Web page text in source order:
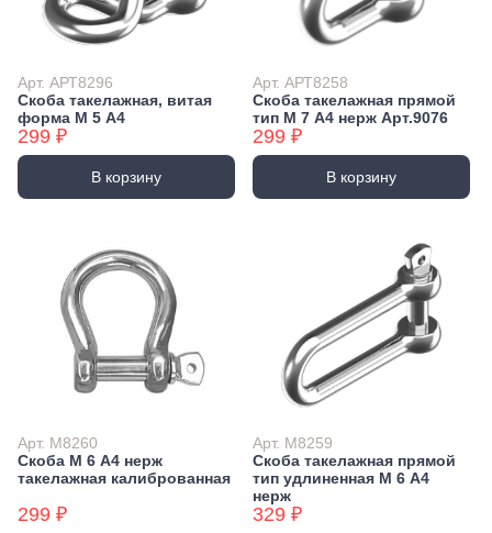
Экстракторы
Заклепочники
Лестницы, стремянки
Стремянки
Хранение инструмента
Стенды, Панели, Полки
Средства индивидуальной защиты
Защита рук
Защита глаз, Головы
Плащи и дождевики
Бытовая химия
Освежители воздуха и ароматизаторы
Средства для прочистки труб
Средства для стирки и ухода за бельем
Арт. АРТ8296
Скоба такелажная, витая
форма М 5 А4
299 ₽
В корзину
Арт. АРТ8258
Скоба такелажная прямой
тип М 7 А4 нерж Арт.9076
299 ₽
В корзину
Арт. М8260
Скоба М 6 А4 нерж
такелажная калиброванная
299 ₽
Арт. М8259
Скоба такелажная прямой
тип удлиненная М 6 А4
нерж
329 ₽